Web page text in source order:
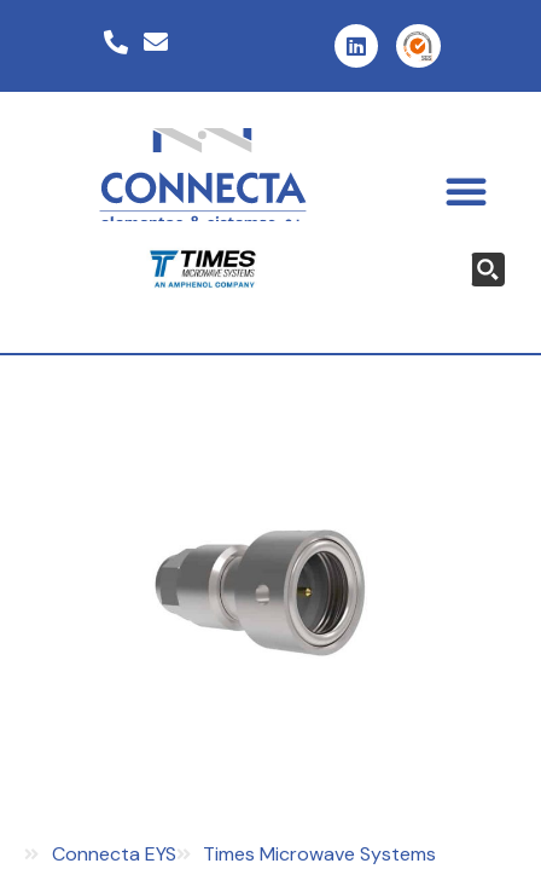
Connecta EYS Times Microwave Systems